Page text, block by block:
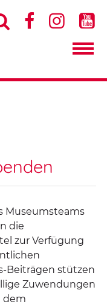
  
Museumsteams
die
zur Verfügung
Beiträgen stützen
Zuwendungen
dem